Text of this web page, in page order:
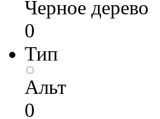
Черное дерево
0
Тип
Альт
0